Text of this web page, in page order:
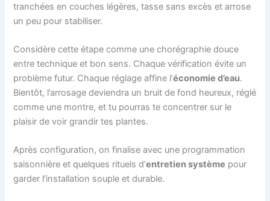
tranchées en couches légères, tasse sans excès et arrose
un peu pour stabiliser.
Considère cette étape comme une chorégraphie douce
entre technique et bon sens. Chaque vérification évite un
problème futur. Chaque réglage affine l’économie d’eau.
Bientôt, l’arrosage deviendra un bruit de fond heureux, réglé
comme une montre, et tu pourras te concentrer sur le
plaisir de voir grandir tes plantes.
Après configuration, on finalise avec une programmation
saisonnière et quelques rituels d’entretien système pour
garder l’installation souple et durable.